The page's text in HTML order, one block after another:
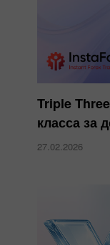
Triple
класса за
27.02.2026